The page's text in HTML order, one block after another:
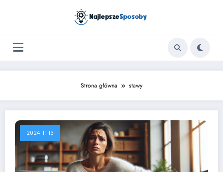
Strona główna stawy
2024-11-13